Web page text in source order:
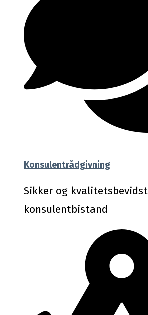
Konsulentrådgivning
Sikker og kvalitetsbevidst
konsulentbistand